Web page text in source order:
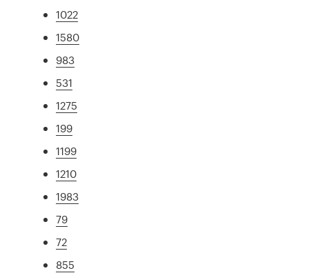
1022
1580
983
531
1275
199
1199
1210
1983
79
72
855